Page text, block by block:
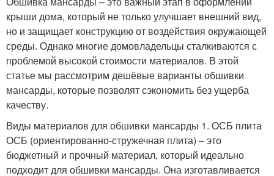
крыши дома, который не только улучшает внешний вид,
но и защищает конструкцию от воздействия окружающей
среды. Однако многие домовладельцы сталкиваются с
проблемой высокой стоимости материалов. В этой
статье мы рассмотрим дешёвые варианты обшивки
мансарды, которые позволят сэкономить без ущерба
качеству.
Виды материалов для обшивки мансарды 1. ОСБ плита
ОСБ (ориентированно-стружечная плита) – это
бюджетный и прочный материал, который идеально
подходит для обшивки мансарды. Она изготавливается